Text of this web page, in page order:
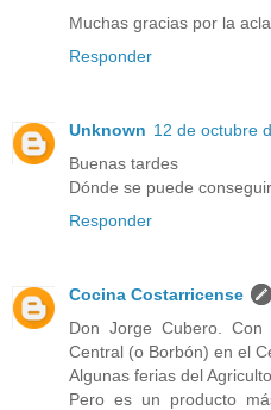
Muchas gracias por la
Responder
Unknown 12 de octubre
Buenas tardes
Dónde se puede
Responder
Cocina Costarricense
Don Jorge Cubero.
Central (o Borbón) en el
Algunas ferias del
Pero es un producto